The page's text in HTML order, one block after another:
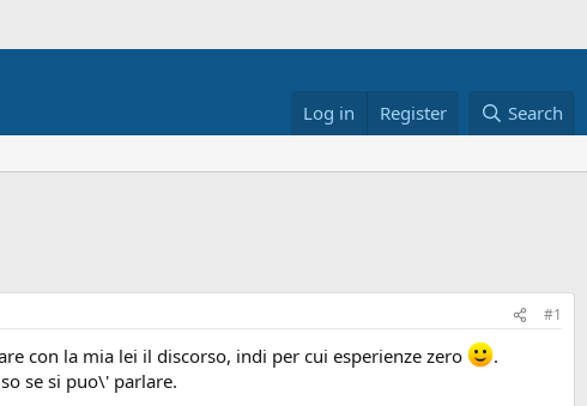
Log in Register Search
#1
con la mia lei il discorso, indi per cui esperienze zero
.
se si puo\' parlare.